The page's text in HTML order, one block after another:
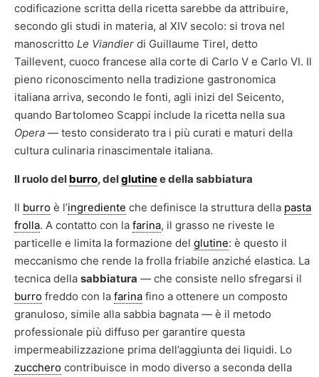
codificazione scritta della ricetta sarebbe da attribuire,
secondo gli studi in materia, al XIV secolo: si trova nel
manoscritto Le Viandier di Guillaume Tirel, detto
Taillevent, cuoco francese alla corte di Carlo V e Carlo VI. Il
pieno riconoscimento nella tradizione gastronomica
italiana arriva, secondo le fonti, agli inizi del Seicento,
quando Bartolomeo Scappi include la ricetta nella sua
Opera — testo considerato tra i più curati e maturi della
cultura culinaria rinascimentale italiana.
Il ruolo del burro, delglutinee della sabbiatura
Il burro è l’ingrediente che definisce la struttura della pasta
frolla. A contatto con la farina, il grasso ne riveste le
particelle e limita la formazione del glutine: è questo il
meccanismo che rende la frolla friabile anziché elastica. La
tecnica della sabbiatura — che consiste nello sfregarsi il
burro freddo con la farina fino a ottenere un composto
granuloso, simile alla sabbia bagnata — è il metodo
professionale più diffuso per garantire questa
impermeabilizzazione prima dell’aggiunta dei liquidi. Lo
zucchero contribuisce in modo diverso a seconda della